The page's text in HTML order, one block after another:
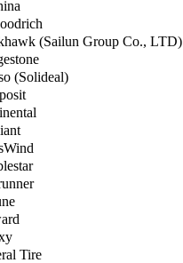
(Sailun Group Co., LTD)
(Solideal)
Tire